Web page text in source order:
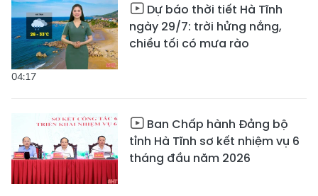
04:17
Dự báo thời tiết Hà Tĩnh
ngày 29/7: trời hửng nắng,
chiều tối có mưa rào
Ban Chấp hành Đảng bộ
tỉnh Hà Tĩnh sơ kết nhiệm vụ 6
tháng đầu năm 2026